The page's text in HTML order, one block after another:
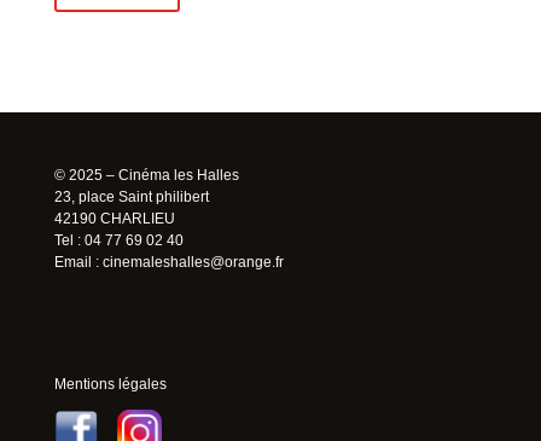
© 2025 – Cinéma les Halles
23, place Saint philibert
42190 CHARLIEU
Tel : 04 77 69 02 40
Email : cinemaleshalles@orange.fr
Mentions légales